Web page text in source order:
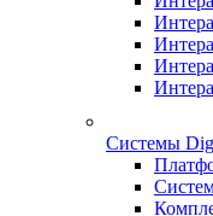
Системы